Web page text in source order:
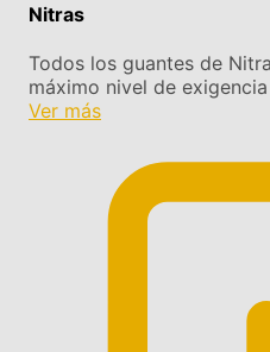
Nitras
Todos los guantes de
máximo nivel de exigencia
Ver más